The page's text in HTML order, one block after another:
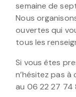
semaine de
Nous
ouvertes qui
tous les
Si vous êtes
n’hésitez pas
au 06 22 27 74